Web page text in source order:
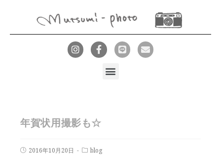
年賀状用撮影も☆
2016年10月20日 blog